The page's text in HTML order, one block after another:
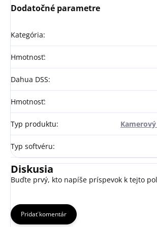
Dodatočné parametre
Kategória:
Hmotnosť:
Dahua DSS:
Hmotnosť:
Typ produktu:
Typ softvéru:
Diskusia
Buďte prvý, kto napíše príspevok k tejto
Pridať komentár